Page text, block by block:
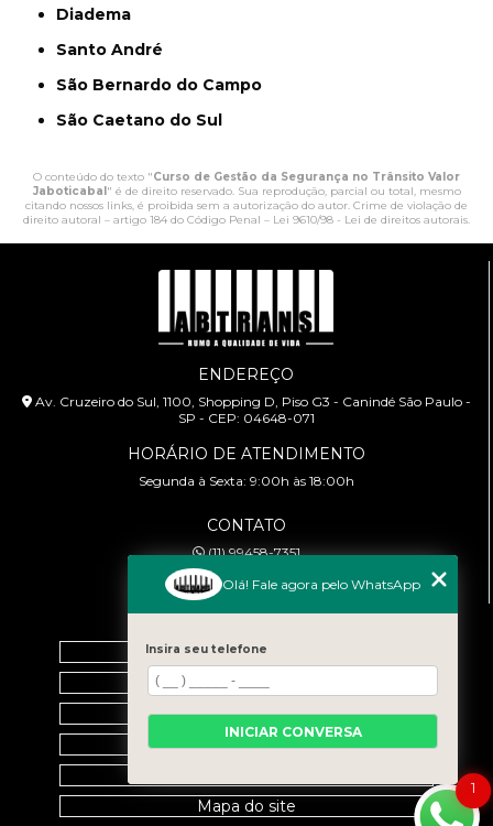
Diadema
Santo André
São Bernardo do Campo
São Caetano do Sul
O conteúdo do texto "Curso de Gestão da Segurança no Trânsito Valor
Jaboticabal " é de direito reservado. Sua reprodução, parcial ou total, mesmo
citando nossos links, é proibida sem a autorização do autor. Crime de violação de
direito autoral – artigo 184 do Código Penal – Lei 9610/98 - Lei de direitos autorais.
ENDEREÇO
Av. Cruzeiro do Sul, 1100, Shopping D, Piso G3 - Canindé São Paulo -
SP - CEP: 04648-071
HORÁRIO DE ATENDIMENTO
Segunda à Sexta: 9:00h às 18:00h
CONTATO
(11) 99458-7351
cursoabtrans@gmail.com
Home
Empresa
Galeria
Contato
Mapa do site
1
Olá! Fale agora pelo WhatsApp
Insira seu telefone
INICIAR CONVERSA